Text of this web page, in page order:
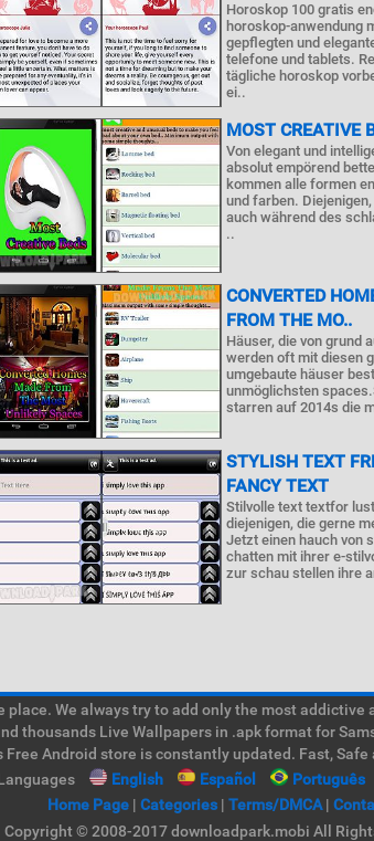
Horoskop 100 gratis
horoskop-anwendung
gepflegten und
telefone und tablets.
tägliche horoskop
ei..
MOST CREATIVE
Von elegant und
absolut empörend
kommen alle formen
und farben.
auch während des
..
CONVERTED
FROM THE MO..
Häuser, die von grund
werden oft mit diesen
umgebaute häuser
unmöglichsten
starren auf 2014s die
STYLISH TEXT
FANCY TEXT
Stilvolle text textfor lust
diejenigen, die gerne
Jetzt einen hauch von
chatten mit ihrer e-
zur schau stellen ihre
We always try to add only the most
thousands Live Wallpapers in .apk format for
Free Android store is constantly updated. Fast,
English Español Português
Home Page| Categories| Terms/DMCA|
Copyright © 2008-2017 downloadpark.mobi All